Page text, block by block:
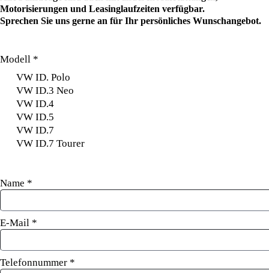
Motorisierungen und Leasinglaufzeiten verfügbar.
Sprechen Sie uns gerne an für Ihr persönliches Wunschangebot.
Modell *
VW ID. Polo
VW ID.3 Neo
VW ID.4
VW ID.5
VW ID.7
VW ID.7 Tourer
Name *
E-Mail *
Telefonnummer *